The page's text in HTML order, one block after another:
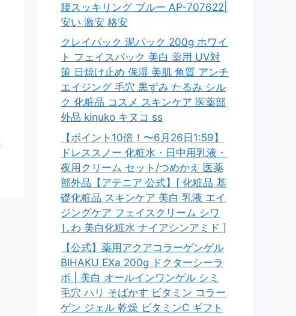
腰スッキリング ブルー AP-707622|
安い 激安 格安
クレイパック 泥パック 200g ホワイ
ト フェイスパック 美白 薬用 UV対
策 日焼け止め 保湿 美肌 角質 アンチ
エイジング 毛穴 黒ずみ たるみ シル
ク 化粧品 コスメ スキンケア 医薬部
外品 kinuko キヌコ ss
【ポイント10倍！〜6月26日1:59】
ドレススノー 化粧水・日中用乳液・
夜用クリーム セット/つめかえ 医薬
部外品【アテニア 公式】[ 化粧品 基
礎化粧品 スキンケア 美白 乳液 エイ
ジングケア フェイスクリーム シワ
しわ 美白化粧水 ナイアシンアミド ]
【公式】薬用アクアコラーゲンゲル
BIHAKU EXa 200g ドクターシーラ
ボ | 美白 オールインワンゲル シミ
毛穴 ハリ そばかす ビタミン コラー
ゲン ジェル 乾燥 ビタミンC ギフト